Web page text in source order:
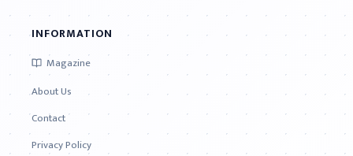
INFORMATION
Magazine
About Us
Contact
Privacy Policy